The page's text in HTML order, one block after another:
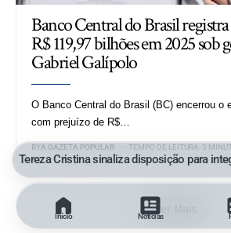
Início Notícias
Banco Central do Brasil
R$ 119,97 bilhões em 2025 sob
Gabriel Galípolo
O Banco Central do Brasil (BC) encerrou o
com prejuízo de R$…
BYA GAZETA POPULAR TEMPO DE LEITURA: 3
Ver Mais